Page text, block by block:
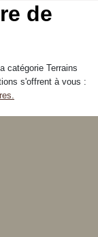
de
catégorie Terrains
s'offrent à vous :